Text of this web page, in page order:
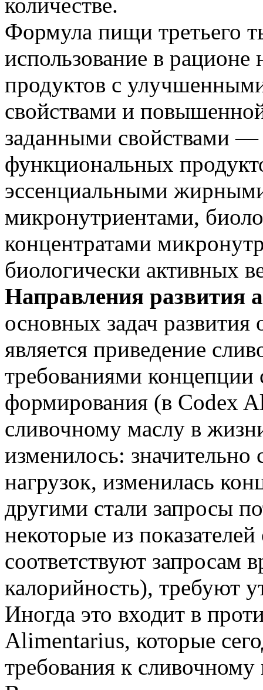
Формула пищи третьего
использование в
продуктов с
свойствами и
заданными свойствами —
функциональных
эссенциальными
микронутриентами,
концентратами
биологически активных
Направления развития
основных задач развития
является приведение
требованиями
формирования (в Codex
сливочному маслу в
изменилось: значительно
нагрузок, изменилась
другими стали запросы
некоторые из
соответствуют запросам
калорийность), требуют
Иногда это входит в
Alimentarius, которые
требования к